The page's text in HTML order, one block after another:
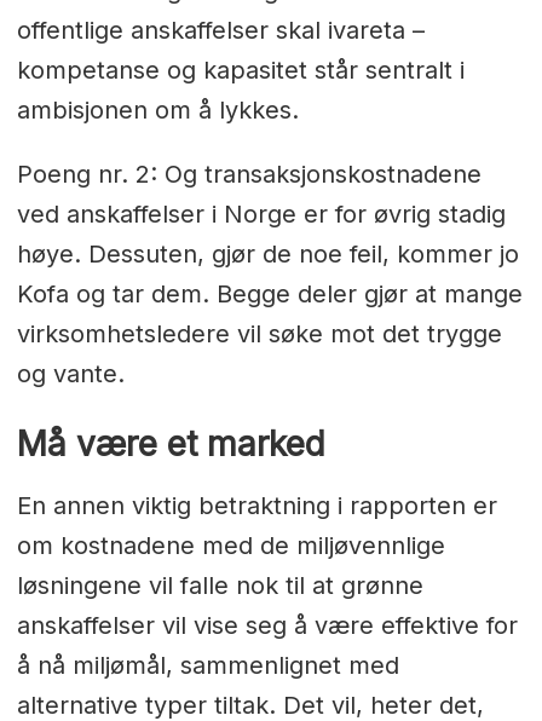
offentlige anskaffelser skal ivareta –
kompetanse og kapasitet står sentralt i
ambisjonen om å lykkes.
Poeng nr. 2: Og transaksjonskostnadene
ved anskaffelser i Norge er for øvrig stadig
høye. Dessuten, gjør de noe feil, kommer jo
Kofa og tar dem. Begge deler gjør at mange
virksomhetsledere vil søke mot det trygge
og vante.
Må være et marked
En annen viktig betraktning i rapporten er
om kostnadene med de miljøvennlige
løsningene vil falle nok til at grønne
anskaffelser vil vise seg å være effektive for
å nå miljømål, sammenlignet med
alternative typer tiltak. Det vil, heter det,